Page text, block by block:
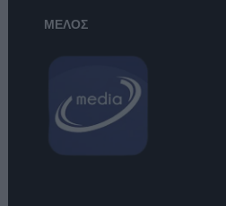
ΜΕΛΟΣ